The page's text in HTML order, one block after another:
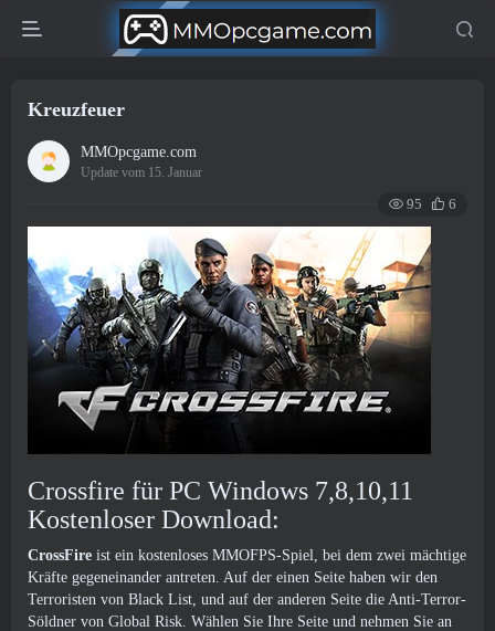
Kreuzfeuer
MMOpcgame.com
Update vom 15. Januar
95 6
Crossfire für PC Windows 7,8,10,11
Kostenloser Download:
CrossFire ist ein kostenloses MMOFPS-Spiel, bei dem zwei mächtige
Kräfte gegeneinander antreten. Auf der einen Seite haben wir den
Terroristen von Black List, und auf der anderen Seite die Anti-Terror-
Söldner von Global Risk. Wählen Sie Ihre Seite und nehmen Sie an